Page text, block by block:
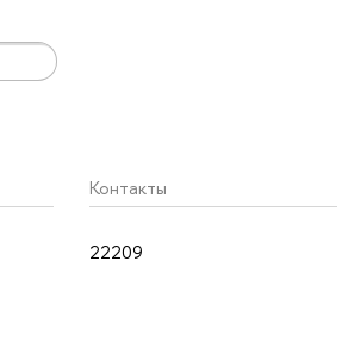
Контакты
22209